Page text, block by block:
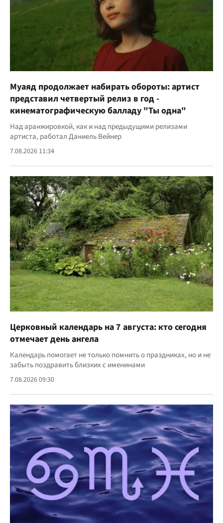
Муаяд продолжает набирать обороты: артист
представил четвертый релиз в год -
кинематографическую балладу "Ты одна"
Над аранжировкой, как и над предыдущими релизами
артиста, работал Даниель Вейнер
7.08.2026 11:34
Церковный календарь на 7 августа: кто сегодня
отмечает день ангела
Календарь помогает не только помнить о праздниках, но и не
забыть поздравить близких с именинами
7.08.2026 09:30